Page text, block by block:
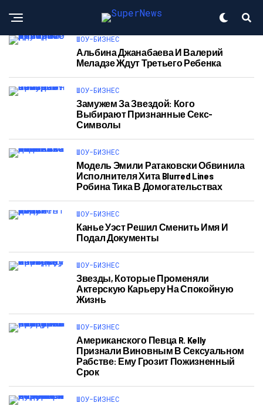
ШОУ-БИЗНЕС
Альбина Джанабаева И Валерий
Меладзе Ждут Третьего Ребенка
ШОУ-БИЗНЕС
Замужем За Звездой: Кого
Выбирают Признанные Секс-
Символы
ШОУ-БИЗНЕС
Модель Эмили Ратаковски Обвинила
Исполнителя Хита Blurred Lines
Робина Тика В Домогательствах
ШОУ-БИЗНЕС
Канье Уэст Решил Сменить Имя И
Подал Документы
ШОУ-БИЗНЕС
Звезды, Которые Променяли
Актерскую Карьеру На Спокойную
Жизнь
ШОУ-БИЗНЕС
Американского Певца R. Kelly
Признали Виновным В Сексуальном
Рабстве: Ему Грозит Пожизненный
Срок
ШОУ-БИЗНЕС